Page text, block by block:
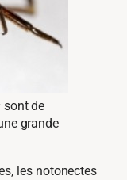
sont de
grande
les notonectes